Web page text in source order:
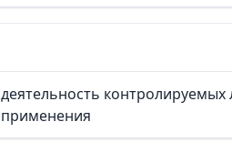
деятельность
применения